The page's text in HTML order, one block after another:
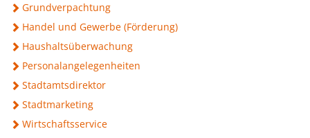
Grundverpachtung
Handel und Gewerbe (Förderung)
Haushaltsüberwachung
Personalangelegenheiten
Stadtamtsdirektor
Stadtmarketing
Wirtschaftsservice